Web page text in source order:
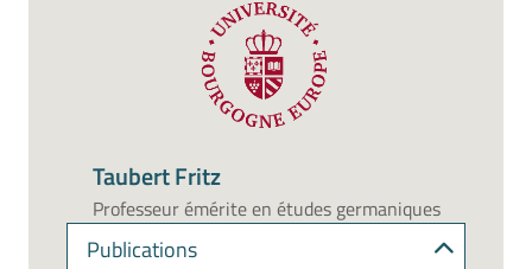
Taubert Fritz
Professeur émérite en études germaniques
Publications